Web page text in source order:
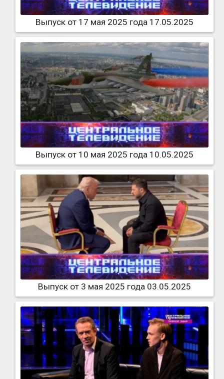
Выпуск от 17 мая 2025 года 17.05.2025
Выпуск от 10 мая 2025 года 10.05.2025
Выпуск от 3 мая 2025 года 03.05.2025